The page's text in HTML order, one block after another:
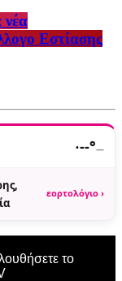
νέα
Εστίασης
·--°—
εορτολόγιο ›
το